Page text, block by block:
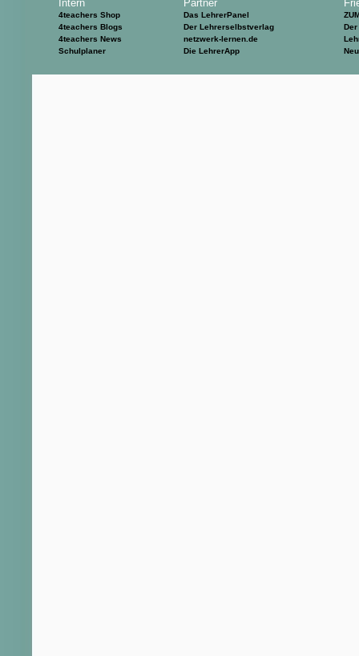
Intern
4teachers Shop
4teachers Blogs
4teachers News
Schulplaner
Partner
Das LehrerPanel
Der Lehrerselbstverlag
netzwerk-lernen.de
Die LehrerApp